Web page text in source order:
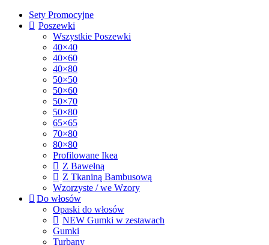
Sety Promocyjne
Poszewki
Wszystkie Poszewki
40×40
40×60
40×80
50×50
50×60
50×70
50×80
65×65
70×80
80×80
Profilowane Ikea
Z Bawełną
Z Tkaniną Bambusową
Wzorzyste / we Wzory
Do włosów
Opaski do włosów
NEW Gumki w zestawach
Gumki
Turbany